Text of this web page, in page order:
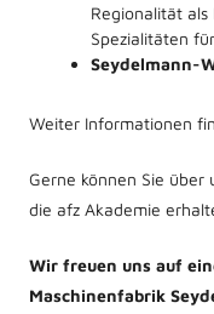
Regionalität
Spezialitäten
Seydelmann-
Weiter Informationen
Gerne können Sie über
die afz Akademie
Wir freuen uns auf
Maschinenfabrik